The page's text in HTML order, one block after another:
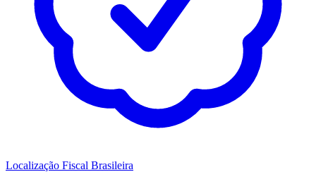
Localização Fiscal Brasileira